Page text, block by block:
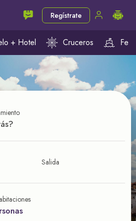
Regístrate
+ Hotel Cruceros
TU PRÓXIMO TROTE?
ofertas
Salida